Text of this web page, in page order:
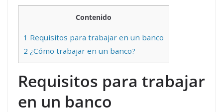
Contenido
1 Requisitos para trabajar en un banco
2 ¿Cómo trabajar en un banco?
Requisitos para trabajar
en un banco